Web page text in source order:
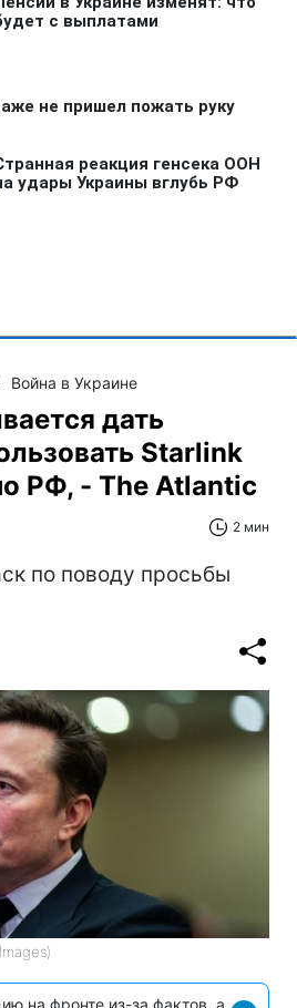
Война в Украине
дать
Starlink
РФ, - The Atlantic
2 мин
по поводу просьбы
на фронте из-за фактов, а